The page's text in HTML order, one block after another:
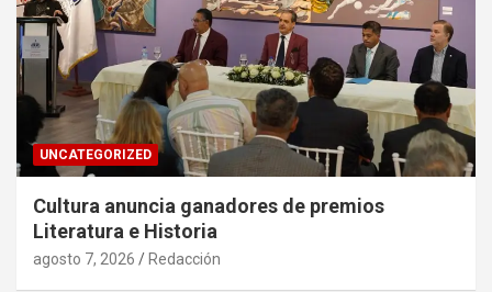
UNCATEGORIZED
Cultura anuncia ganadores de premios
Literatura e Historia
agosto 7, 2026 Redacción